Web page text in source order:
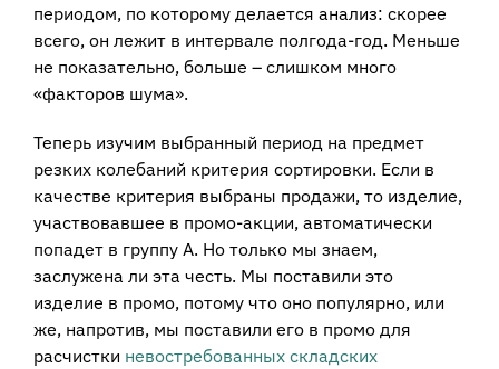
периодом, по которому делается анализ: скорее
всего, он лежит в интервале полгода-год. Меньше
не показательно, больше – слишком много
«факторов шума».
Теперь изучим выбранный период на предмет
резких колебаний критерия сортировки. Если в
качестве критерия выбраны продажи, то изделие,
участвовавшее в промо-акции, автоматически
попадет в группу А. Но только мы знаем,
заслужена ли эта честь. Мы поставили это
изделие в промо, потому что оно популярно, или
же, напротив, мы поставили его в промо для
расчистки невостребованных складских